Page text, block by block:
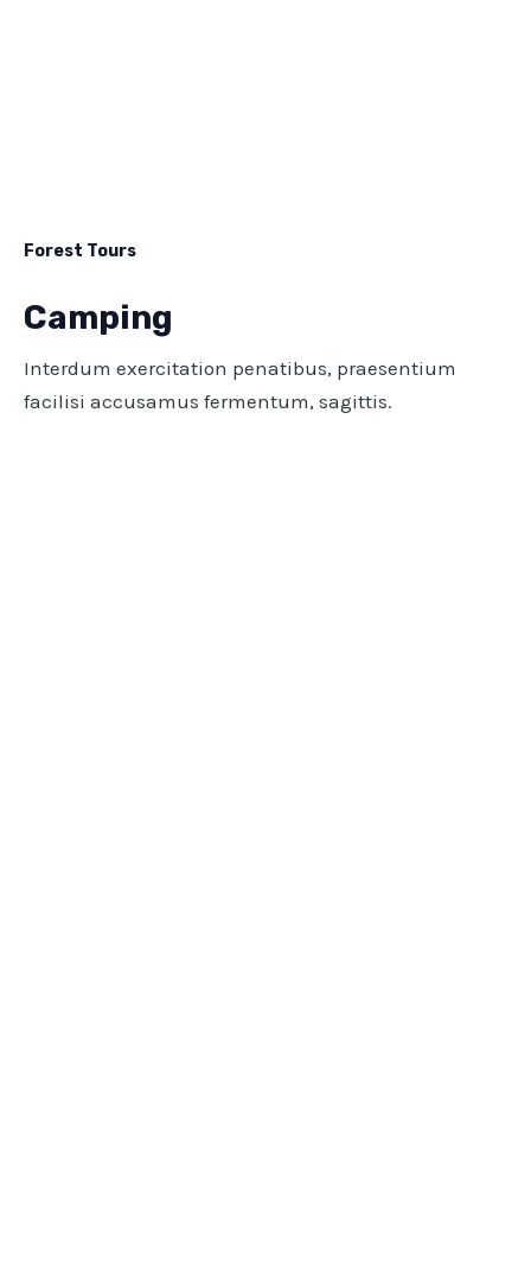
Forest Tours
Camping
Interdum exercitation penatibus, praesentium
facilisi accusamus fermentum, sagittis.